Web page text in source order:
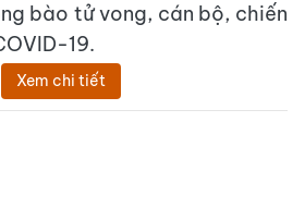
bào tử vong, cán bộ, chiến
19.
Xem chi tiết